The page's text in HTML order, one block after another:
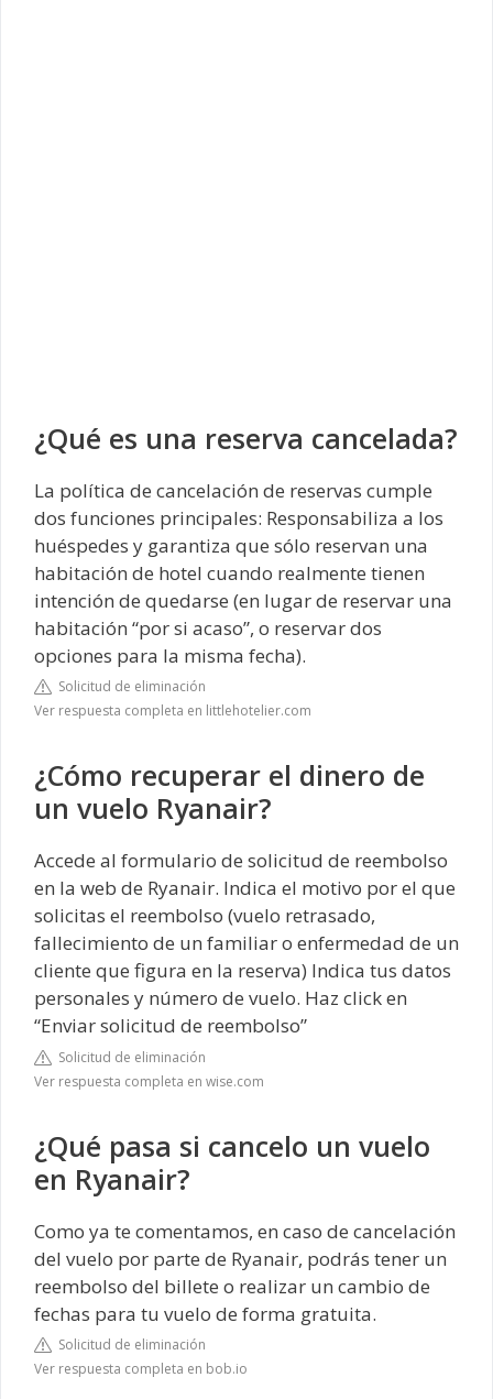
¿Qué es una reserva cancelada?
La política de cancelación de reservas cumple
dos funciones principales: Responsabiliza a los
huéspedes y garantiza que sólo reservan una
habitación de hotel cuando realmente tienen
intención de quedarse (en lugar de reservar una
habitación “por si acaso”, o reservar dos
opciones para la misma fecha).
Solicitud de eliminación
Ver respuesta completa en littlehotelier.com
¿Cómo recuperar el dinero de
un vuelo Ryanair?
Accede al formulario de solicitud de reembolso
en la web de Ryanair. Indica el motivo por el que
solicitas el reembolso (vuelo retrasado,
fallecimiento de un familiar o enfermedad de un
cliente que figura en la reserva) Indica tus datos
personales y número de vuelo. Haz click en
“Enviar solicitud de reembolso”
Solicitud de eliminación
Ver respuesta completa en wise.com
¿Qué pasa si cancelo un vuelo
en Ryanair?
Como ya te comentamos, en caso de cancelación
del vuelo por parte de Ryanair, podrás tener un
reembolso del billete o realizar un cambio de
fechas para tu vuelo de forma gratuita.
Solicitud de eliminación
Ver respuesta completa en bob.io